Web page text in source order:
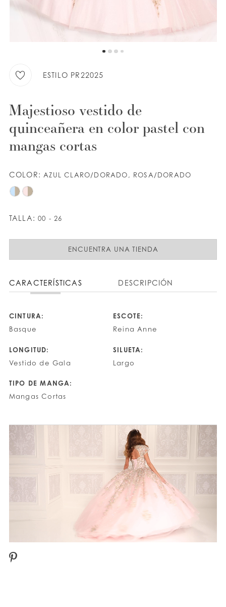
LISTA DE DESEOS
ESTILO PR22025
Majestioso vestido de
quinceañera en color pastel con
mangas cortas
COLOR: AZUL CLARO/DORADO, ROSA/DORADO
TALLA: 00 - 26
ENCUENTRA UNA TIENDA
CARACTERÍSTICAS DESCRIPCIÓN
CINTURA:
Basque
ESCOTE:
Reina Anne
LONGITUD:
Vestido de Gala
SILUETA:
Largo
TIPO DE MANGA:
Mangas Cortas